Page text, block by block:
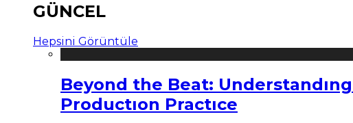
GÜNCEL
Hepsini Görüntüle
Beyond the Beat: Understandıng
Productıon Practıce